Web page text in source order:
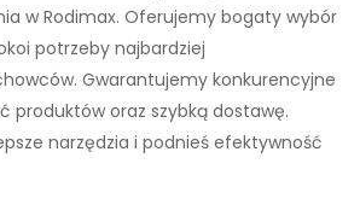
w Rodimax. Oferujemy bogaty wybór
potrzeby najbardziej
Gwarantujemy konkurencyjne
produktów oraz szybką dostawę.
narzędzia i podnieś efektywność